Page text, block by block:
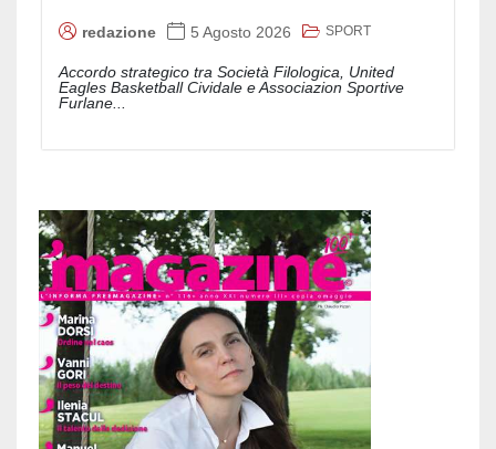
redazione 5 Agosto 2026 SPORT
Accordo strategico tra Società Filologica, United
Eagles Basketball Cividale e Associazion Sportive
Furlane...